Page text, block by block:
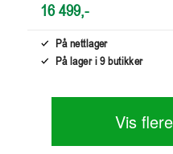
16 499,-
På nettlager
På lager i 9 butikker
Vis